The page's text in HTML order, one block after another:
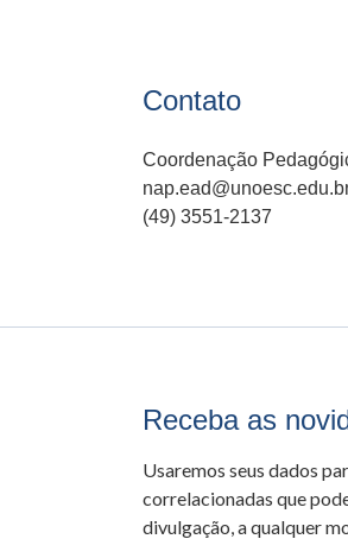
Contato
Coordenação
(49) 3551-2137
Receba as
Usaremos seus dados
correlacionadas que
divulgação, a qualquer